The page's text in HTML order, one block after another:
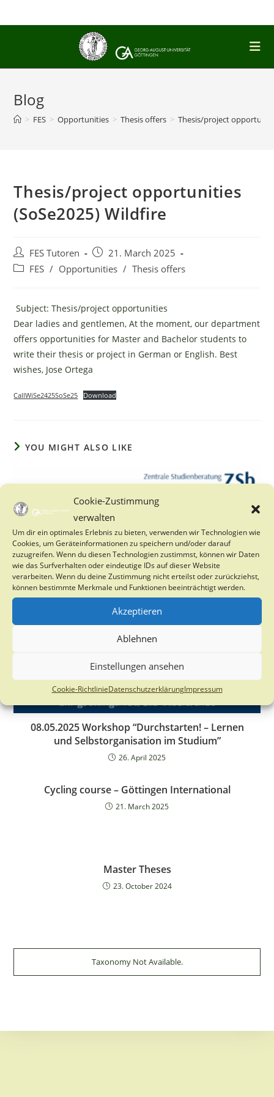
Cookie-Zustimmung
verwalten
Um dir ein optimales Erlebnis zu bieten, verwenden wir Technologien wie
Cookies, um Geräteinformationen zu speichern und/oder darauf
zuzugreifen. Wenn du diesen Technologien zustimmst, können wir Daten
wie das Surfverhalten oder eindeutige IDs auf dieser Website
verarbeiten. Wenn du deine Zustimmung nicht erteilst oder zurückziehst,
können bestimmte Merkmale und Funktionen beeinträchtigt werden.
Akzeptieren
Ablehnen
Einstellungen ansehen
Cookie-RichtlinieDatenschutzerklärungImpressum
to
Blog
> FES > Opportunities > Thesis offers > Thesis/project
Thesis/project opportunities
(SoSe2025) Wildfire
Post
author:
FES Tutoren
Post
published:
21. March 2025
PostFES / Opportunities / Thesis offers
Subject: Thesis/project opportunities
Dear ladies and gentlemen, At the moment, our department
offers opportunities for Master and Bachelor students to
write their thesis or project in German or English. Best
wishes, Jose Ortega
CallWiSe2425SoSe25 Download
YOU MIGHT ALSO LIKE
08.05.2025 Workshop “Durchstarten! – Lernen
und Selbstorganisation im Studium”
26. April 2025
Cycling course – Göttingen International
21. March 2025
Master Theses
23. October 2024
Taxonomy Not Available.